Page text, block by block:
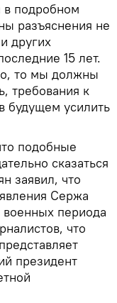
в подробном
разъяснения не
других
15 лет.
то мы должны
требования к
будущем усилить
подобные
сказаться
заявил, что
Сержа
периода
что
президент